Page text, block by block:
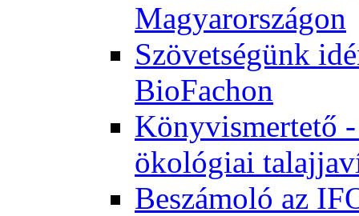
Magyarországon
Szövetségünk
BioFachon
Könyvismertető
ökológiai
Beszámoló az